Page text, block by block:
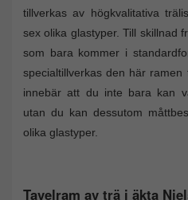
tillverkas av högkvalitativa
sex olika glastyper. Till skillnad
som bara kommer i
specialtillverkas den här
innebär att du inte bara kan
utan du kan dessutom
olika glastyper.
Tavelram av trä i äkta